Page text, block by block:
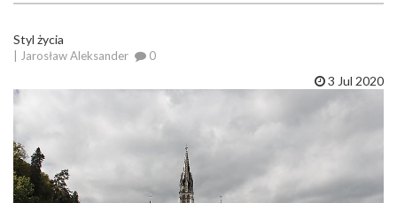
Styl życia
| Jarosław Aleksander 0
3 Jul 2020